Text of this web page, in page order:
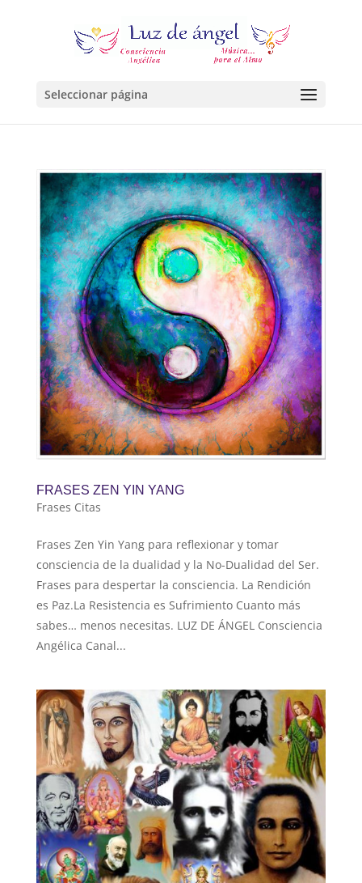
Seleccionar página
FRASES ZEN YIN YANG
Frases Citas
Frases Zen Yin Yang para reflexionar y tomar
consciencia de la dualidad y la No-Dualidad del Ser.
Frases para despertar la consciencia. La Rendición
es Paz.La Resistencia es Sufrimiento Cuanto más
sabes… menos necesitas. LUZ DE ÁNGEL Consciencia
Angélica Canal...